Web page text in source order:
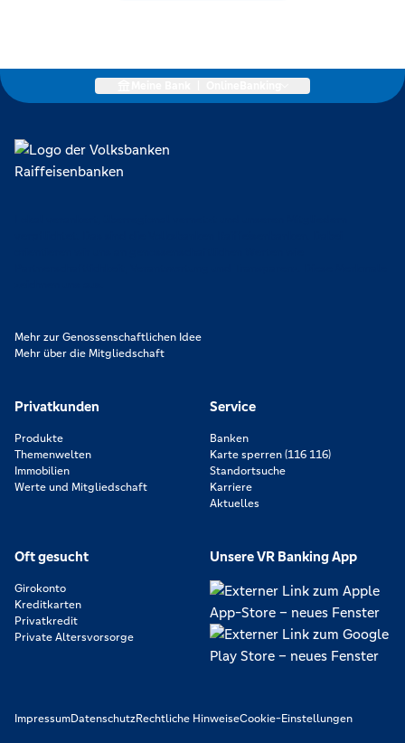
Mehr zur Genossenschaftlichen Idee
Mehr über die Mitgliedschaft
Privatkunden
Produkte
Themenwelten
Immobilien
Werte und Mitgliedschaft
Service
Banken
Karte sperren (116 116)
Standortsuche
Karriere
Aktuelles
Oft gesucht
Girokonto
Kreditkarten
Privatkredit
Private Altersvorsorge
Unsere VR Banking App
ImpressumDatenschutzRechtliche HinweiseCookie-Einstellungen